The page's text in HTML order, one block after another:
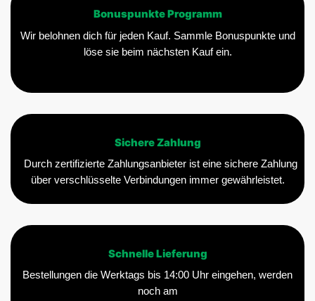
Bonuspunkte Programm
Wir belohnen dich für jeden Kauf. Sammle Bonuspunkte und
löse sie beim nächsten Kauf ein.
Sichere Zahlung
Durch zertifizierte Zahlungsanbieter ist eine sichere Zahlung
über verschlüsselte Verbindungen immer gewährleistet.
Schnelle Lieferung
Bestellungen die Werktags bis 14:00 Uhr eingehen, werden
noch am